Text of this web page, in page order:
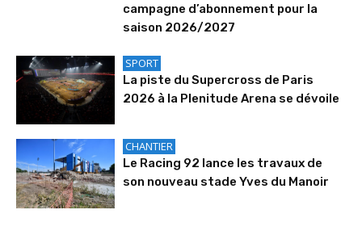
campagne d’abonnement pour la
saison 2026/2027
SPORT
La piste du Supercross de Paris
2026 à la Plenitude Arena se dévoile
CHANTIER
Le Racing 92 lance les travaux de
son nouveau stade Yves du Manoir